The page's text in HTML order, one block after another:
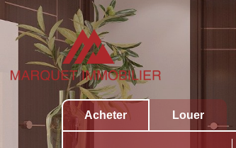
Acheter Louer